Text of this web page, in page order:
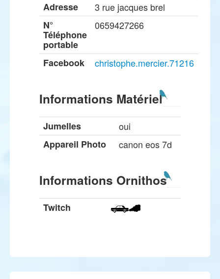
Adresse
3 rue jacques brel
N°
Téléphone
portable
0659427266
Facebook christophe.mercier.71216
Informations Matériel
Jumelles
oui
Appareil Photo
canon eos 7d
Informations Ornithos
Twitch